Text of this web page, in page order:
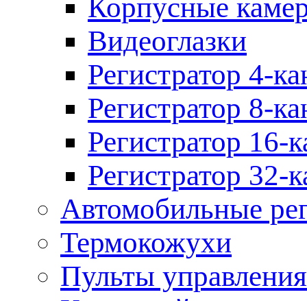
Корпусные
Видеоглазки
Регистратор 4-
Регистратор 8-
Регистратор 16-
Регистратор 32-
Автомобильные
Термокожухи
Пульты управления